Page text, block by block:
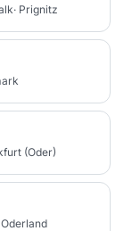
· Prignitz
(Oder)